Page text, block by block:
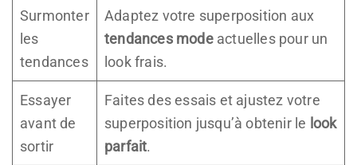
Surmonter
les
tendances
Adaptez votre superposition aux
tendances modeactuelles pour un
look frais.
Essayer
avant de
sortir
Faites des essais et ajustez votre
superposition jusqu’à obtenir le look
parfait.